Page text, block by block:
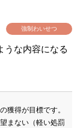
強制わいせつ
うな内容になる
獲得が目標です。
まない（軽い処罰